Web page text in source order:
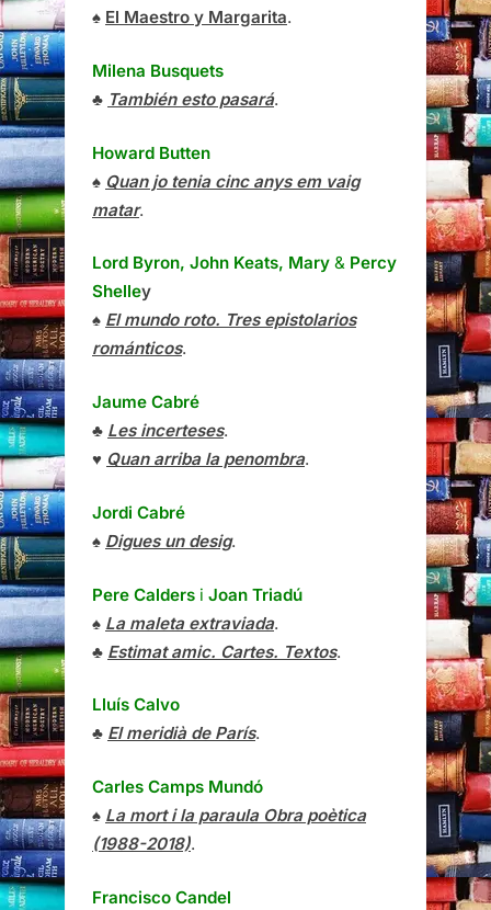
♠ El Maestro y Margarita.
Milena Busquets
♣ También esto pasará.
Howard Butten
♠ Quan jo tenia cinc anys em vaig
matar.
Lord Byron, John Keats, Mary & Percy
Shelley
♠ El mundo roto. Tres epistolarios
románticos.
Jaume Cabré
♣ Les incerteses.
♥ Quan arriba la penombra.
Jordi Cabré
♠ Digues un desig.
Pere Calders i Joan Triadú
♠ La maleta extraviada.
♣ Estimat amic. Cartes. Textos.
Lluís Calvo
♣ El meridià de París.
Carles Camps Mundó
♠ La mort i la paraula Obra poètica
(1988-2018).
Francisco Candel